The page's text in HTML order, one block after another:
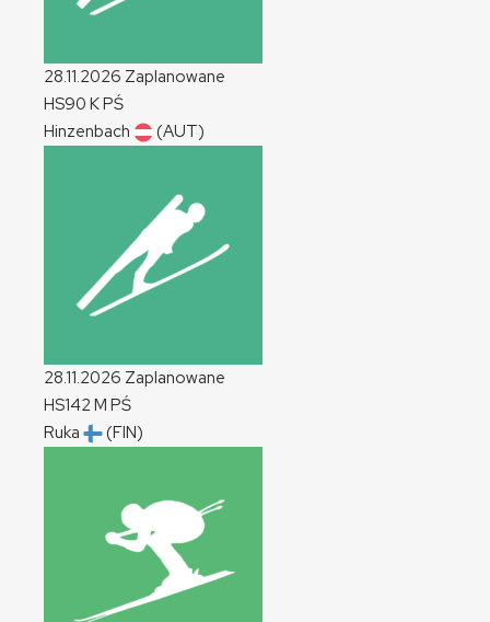
28.11.2026 Zaplanowane
HS90 KPŚ
Hinzenbach
(AUT)
28.11.2026 Zaplanowane
HS142M PŚ
Ruka
(FIN)